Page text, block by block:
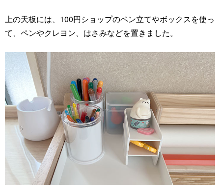
上の天板には、100円ショップのペン立てやボックスを使っ
て、ペンやクレヨン、はさみなどを置きました。